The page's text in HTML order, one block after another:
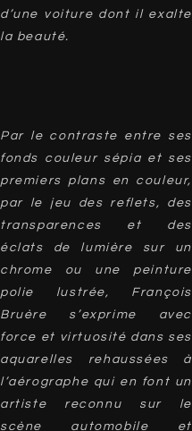
d’une voiture dont il exalte
la beauté.
Par le contraste entre ses
fonds couleur sépia et ses
premiers plans en couleur,
par le jeu des reflets, des
transparences et des
éclats de lumière sur un
chrome ou une peinture
polie lustrée, François
Bruère s’exprime avec
force et virtuosité dans ses
aquarelles rehaussées à
l’aérographe qui en font un
artiste reconnu sur le
scène automobile et